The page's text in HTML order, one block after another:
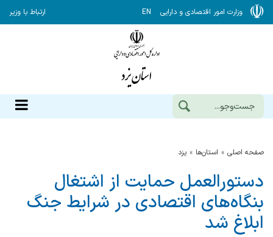
وزارت امور اقتصادی و دارایی EN ارتباط با وزیر
صفحه اصلی استان‌ها يزد
دستورالعمل حمایت از اشتغال
بنگاه‌های اقتصادی در شرایط جنگ
ابلاغ شد